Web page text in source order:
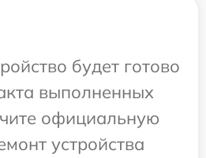
будет готово
выполненных
официальную
устройства